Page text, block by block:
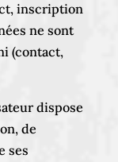
inscription
ne sont
(contact,
dispose
de
ses